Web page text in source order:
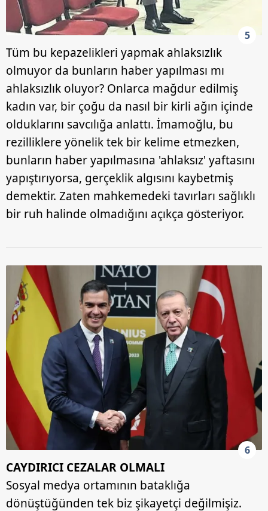
5
Tüm bu kepazelikleri yapmak ahlaksızlık
olmuyor da bunların haber yapılması mı
ahlaksızlık oluyor? Onlarca mağdur edilmiş
kadın var, bir çoğu da nasıl bir kirli ağın içinde
olduklarını savcılığa anlattı. İmamoğlu, bu
rezilliklere yönelik tek bir kelime etmezken,
bunların haber yapılmasına 'ahlaksız' yaftasını
yapıştırıyorsa, gerçeklik algısını kaybetmiş
demektir. Zaten mahkemedeki tavırları sağlıklı
bir ruh halinde olmadığını açıkça gösteriyor.
6
CAYDIRICI CEZALAR OLMALI
Sosyal medya ortamının bataklığa
dönüştüğünden tek biz şikayetçi değilmişiz.